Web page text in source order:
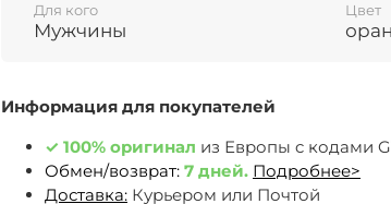
Информация для покупателей
✓ 100% оригинал из Европы c кодами
Обмен/возврат: 7 дней. Подробнее>
Доставка: Курьером или Почтой
Для кого
Мужчины
Цвет